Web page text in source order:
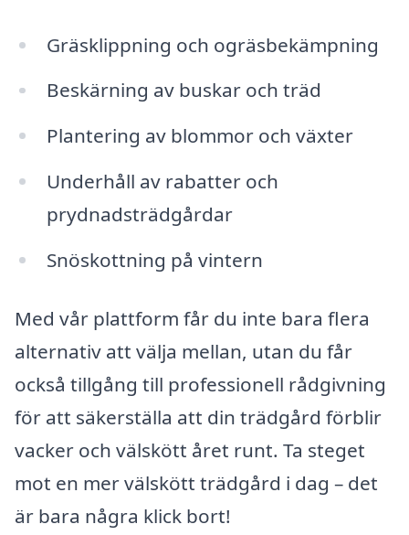
Gräsklippning och ogräsbekämpning
Beskärning av buskar och träd
Plantering av blommor och växter
Underhåll av rabatter och
prydnadsträdgårdar
Snöskottning på vintern
Med vår plattform får du inte bara flera
alternativ att välja mellan, utan du får
också tillgång till professionell rådgivning
för att säkerställa att din trädgård förblir
vacker och välskött året runt. Ta steget
mot en mer välskött trädgård i dag – det
är bara några klick bort!